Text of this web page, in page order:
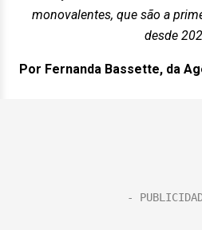
monovalentes, que são a
desde
Por Fernanda Bassette, da